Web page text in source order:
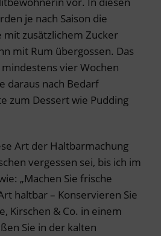
je nach Saison die
zusätzlichem Zucker
mit Rum übergossen. Das
vier Wochen
daraus nach Bedarf
zum Dessert wie Pudding
Art der Haltbarmachung
vergessen sei, bis ich im
„Machen Sie frische
haltbar – Konservieren Sie
Kirschen & Co. in einem
Sie in der kalten